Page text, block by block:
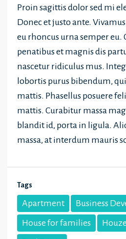
Proin sagittis dolor sed mi
Donec et justo ante. Vivamus
eu rhoncus urna semper eu.
penatibus et magnis dis
nascetur ridiculus mus.
lobortis purus bibendum,
mattis. Phasellus posuere
mattis. Curabitur massa
blandit id, porta in ligula.
massa, at interdum mauris
Tags
Apartment
Business
House for families